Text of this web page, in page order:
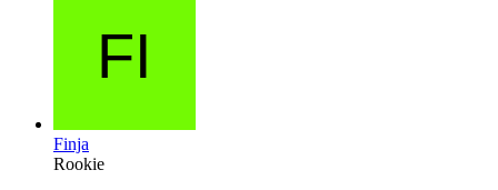
Finja
Rookie